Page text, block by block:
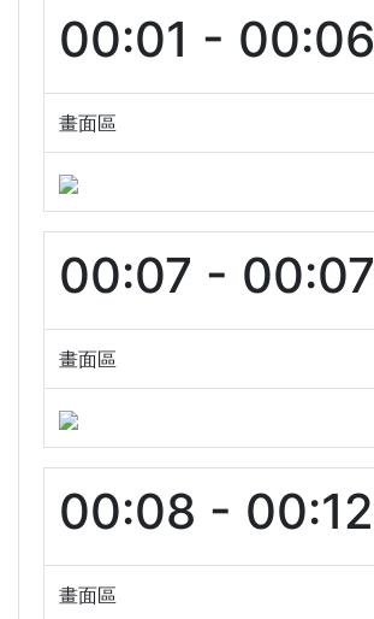
00:01 - 00:06
畫面區
00:07 - 00:07
畫面區
00:08 - 00:12
畫面區